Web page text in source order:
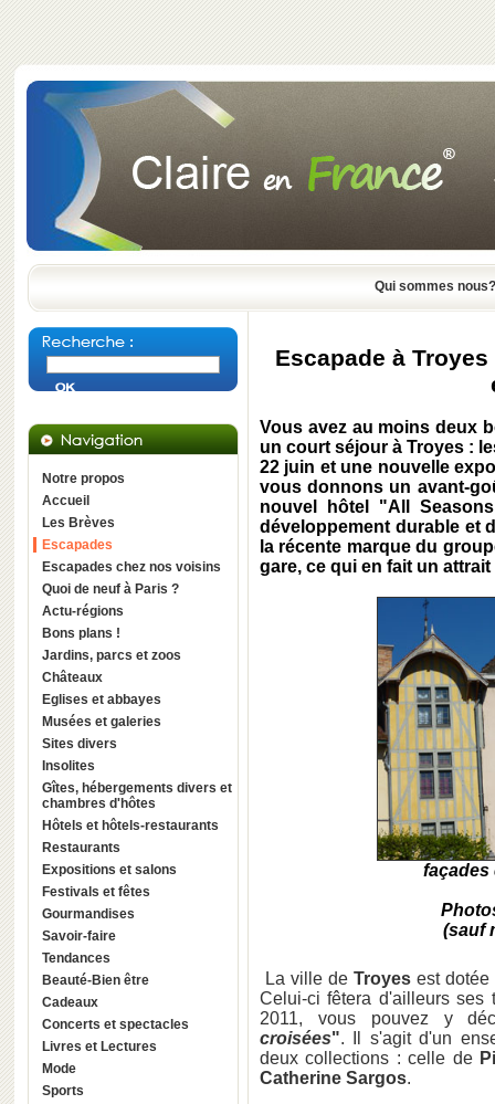
Qui sommes nous?
Notre propos
Accueil
Les Brèves
Escapades
Escapades chez nos voisins
Quoi de neuf à Paris ?
Actu-régions
Bons plans !
Jardins, parcs et zoos
Châteaux
Eglises et abbayes
Musées et galeries
Sites divers
Insolites
Gîtes, hébergements divers et
chambres d'hôtes
Hôtels et hôtels-restaurants
Restaurants
Expositions et salons
Festivals et fêtes
Gourmandises
Savoir-faire
Tendances
Beauté-Bien être
Cadeaux
Concerts et spectacles
Livres et Lectures
Mode
Sports
Escapade à
Vous avez au moins deux
un court séjour à Troyes :
22 juin et une nouvelle
vous donnons un avant-
nouvel hôtel "All Seasons
développement durable et
la récente marque du
gare, ce qui en fait un
façades
(sauf
La ville de Troyes est
Celui-ci fêtera d'ailleurs ses
2011, vous pouvez y
croisées". Il s'agit d'un
deux collections : celle de
Catherine Sargos.